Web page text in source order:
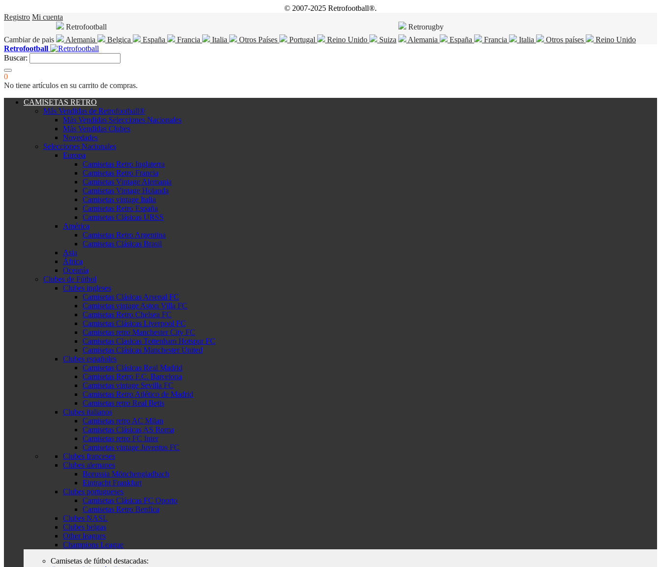
© 2007-2025 Retrofootball®.
Registro Mi cuenta
Cambiar de pais
Retrofootball
Alemania
Belgica España Francia Italia Otros Países Portugal Reino Unido Suiza
Retrorugby
Alemania
España Francia Italia Otros países
Reino Unido
Retrofootball
Buscar:
0
No tiene artículos en su carrito de compras.
CAMISETAS RETRO
Más Vendidas de Retrofootball®
Más Vendidas Selecciones Nacionales
Más Vendidas Clubes
Novedades
Selecciones Nacionales
Europa
Camisetas Retro Inglaterra
Camisetas Retro Francia
Camisetas Vintage Alemania
Camisetas Vintage Holanda
Camisetas vintage Italia
Camisetas Retro España
Camisetas Clásicas URSS
América
Camisetas Retro Argentina
Camisetas Clásicas Brasil
Asia
África
Oceanía
Clubes de Fútbol
Clubes ingleses
Camisetas Clásicas Arsenal FC
Camisetas vintage Aston Villa FC
Camisetas Retro Chelsea FC
Camisetas Clásicas Liverpool FC
Camisetas retro Manchester City FC
Camisetas Clasicas Tottenham Hotspur FC
Camisetas Clásicas Manchester United
Clubes españoles
Camisetas Clásicas Real Madrid
Camisetas Retro F.C. Barcelona
Camisetas vintage Sevilla FC
Camisetas Retro Atlético de Madrid
Camisetas retro Real Betis
Clubes italianos
Camisetas retro AC Milan
Camisetas Clásicas AS Roma
Camisetas retro FC Inter
Camisetas vintage Juventus FC
Clubes franceses
Clubes alemanes
Borussia Mönchengladbach
Eintracht Frankfurt
Clubes portugueses
Camisetas Clásicas FC Oporto
Camisetas Retro Benfica
Clubes NASL
Clubes belgas
Other leagues
Champions League
Camisetas de fútbol destacadas: